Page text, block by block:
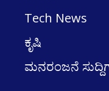
Tech News
ಕೃಷಿ
ಮನರಂಜನೆ